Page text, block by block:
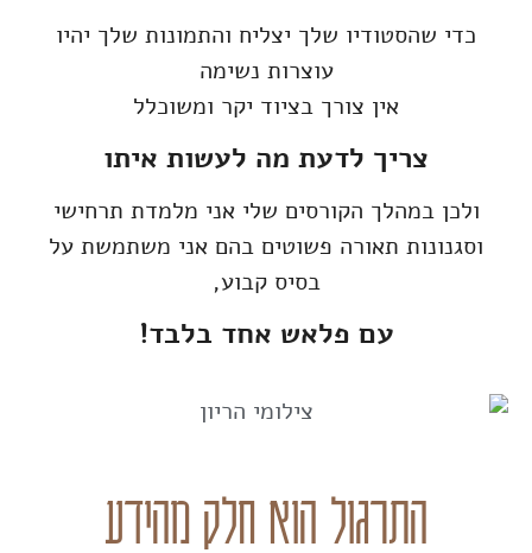
כדי שהסטודיו שלך יצליח והתמונות שלך יהיו
עוצרות נשימה
אין צורך בציוד יקר ומשוכלל
צריךלדעת מה לעשות איתו
ולכן במהלך הקורסים שלי אני מלמדת תרחישי
וסגנונות תאורה פשוטים בהם אני משתמשת על
בסיס קבוע,
עם פלאש אחד בלבד!
התרגול הוא חלק מהידע